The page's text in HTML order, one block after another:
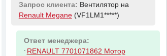
Запрос клиента: Вентилятор на
Renault Megane(VF1LM1*****)
Ответ менеджера:
- RENAULT 7701071862 Мотор